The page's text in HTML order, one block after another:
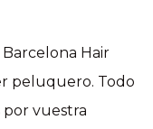
Hair
peluquero. Todo
por vuestra